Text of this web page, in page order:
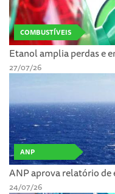
COMBUSTÍVEIS
Etanol amplia perdas e
27/07/26
ANP
ANP aprova relatório de
24/07/26